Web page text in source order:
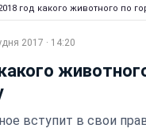
год какого животного по
2017 · 14:20
вступит в свои